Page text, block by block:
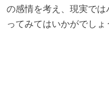
の感情を考え、現実で
ってみてはいかがでしょ